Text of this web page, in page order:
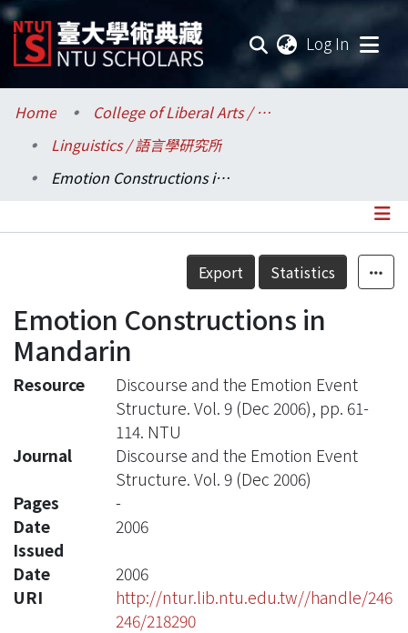
Log In
Communities & Collections
Research Outputs
Statistics
Home
College of Liberal Arts / 文學院
Linguistics / 語言學研究所
Emotion Constructions in Mandarin
Details
Export Statistics
Emotion Constructions in
Mandarin
Resource
Discourse and the Emotion Event
Structure. Vol. 9 (Dec 2006), pp. 61-
114. NTU
Journal
Discourse and the Emotion Event
Structure. Vol. 9 (Dec 2006)
Pages
-
Date
Issued
2006
Date
2006
URI
http://ntur.lib.ntu.edu.tw//handle/246
246/218290